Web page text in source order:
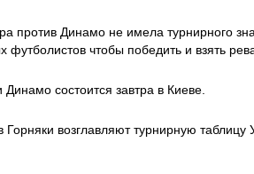
против Динамо не имела турнирного
футболистов чтобы победить и взять
состоится завтра в Киеве.
Горняки возглавляют турнирную